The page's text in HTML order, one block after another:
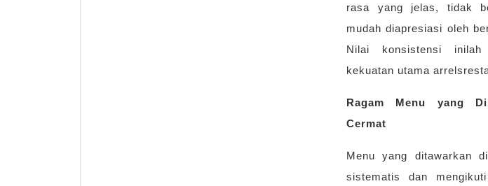
rasa yang jelas, tidak
mudah diapresiasi oleh
Nilai konsistensi
kekuatan utama
Ragam Menu yang
Cermat
Menu yang ditawarkan
sistematis dan